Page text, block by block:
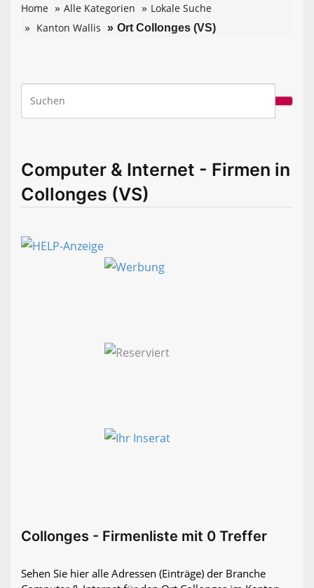
Home Alle Kategorien
Lokale Suche
Kanton Wallis
Ort Collonges (VS)
Computer & Internet - Firmen in
Collonges (VS)
Collonges - Firmenliste mit 0 Treffer
Sehen Sie hier alle Adressen (Einträge) der Branche